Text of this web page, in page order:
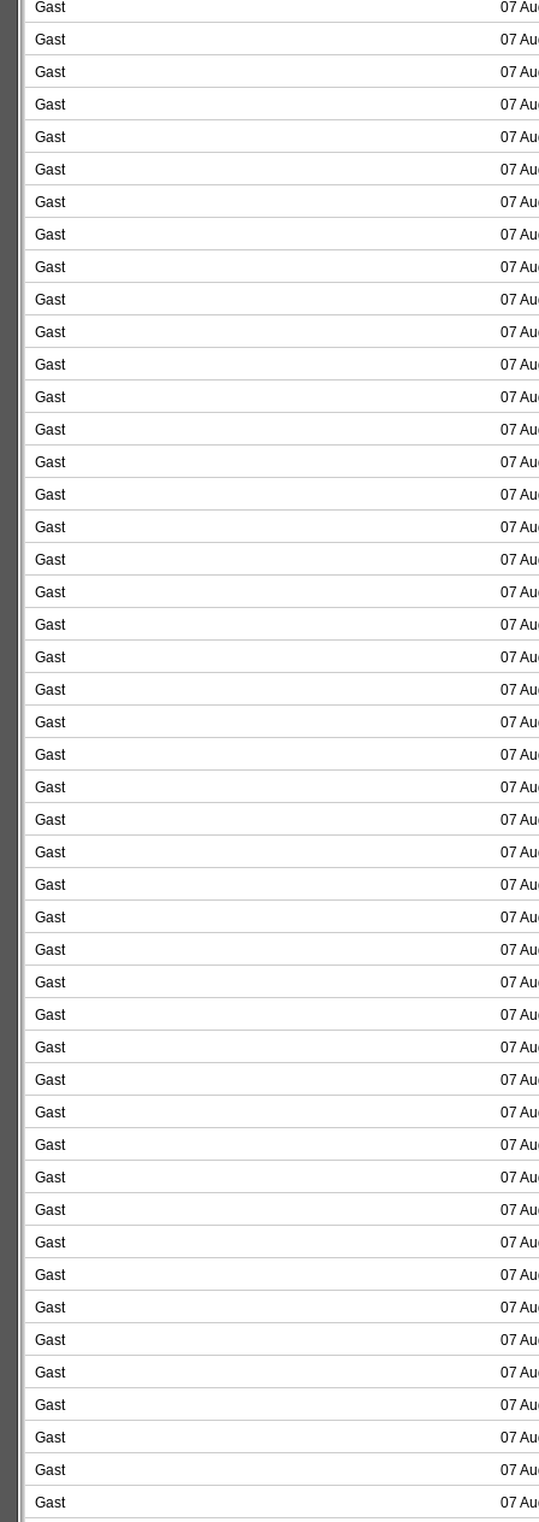
Gast
07
Gast
07
Gast
07
Gast
07
Gast
07
Gast
07
Gast
07
Gast
07
Gast
07
Gast
07
Gast
07
Gast
07
Gast
07
Gast
07
Gast
07
Gast
07
Gast
07
Gast
07
Gast
07
Gast
07
Gast
07
Gast
07
Gast
07
Gast
07
Gast
07
Gast
07
Gast
07
Gast
07
Gast
07
Gast
07
Gast
07
Gast
07
Gast
07
Gast
07
Gast
07
Gast
07
Gast
07
Gast
07
Gast
07
Gast
07
Gast
07
Gast
07
Gast
07
Gast
07
Gast
07
Gast
07
Gast
07